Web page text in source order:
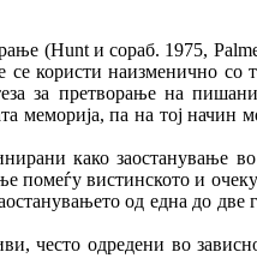
(Hunt и сораб. 1975,
користи наизменично со
за претворање на
па на тој начин
како заостанување
помеѓу вистинското и
од една до
често одредени во